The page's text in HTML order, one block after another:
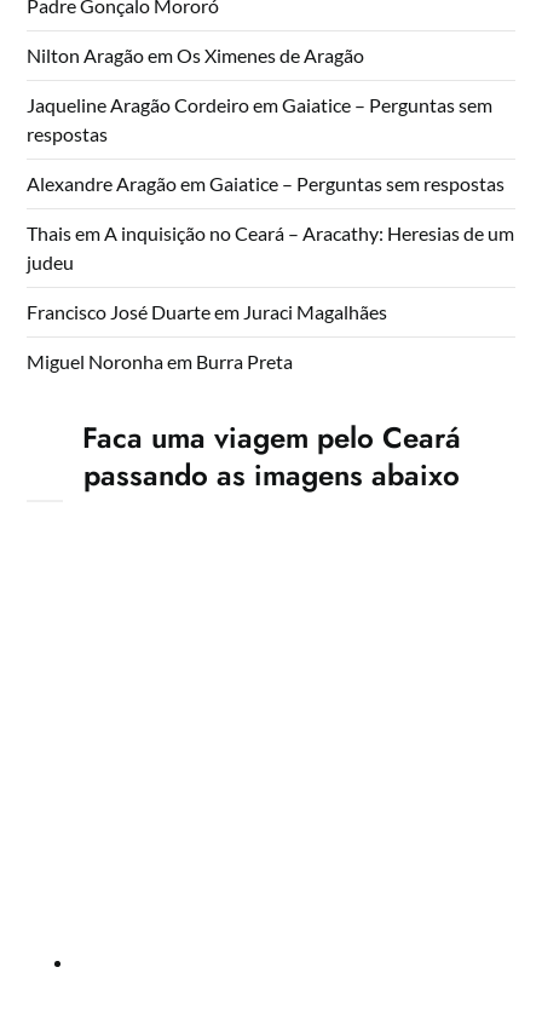
Padre Gonçalo Mororó
Nilton AragãoemOs Ximenes de Aragão
Jaqueline Aragão CordeiroemGaiatice – Perguntas sem
respostas
Alexandre AragãoemGaiatice – Perguntas sem respostas
ThaisemA inquisição no Ceará – Aracathy: Heresias de um
judeu
Francisco José Duarteem Juraci Magalhães
Miguel Noronhaem Burra Preta
Faca uma viagem pelo Ceará
passando as imagens abaixo